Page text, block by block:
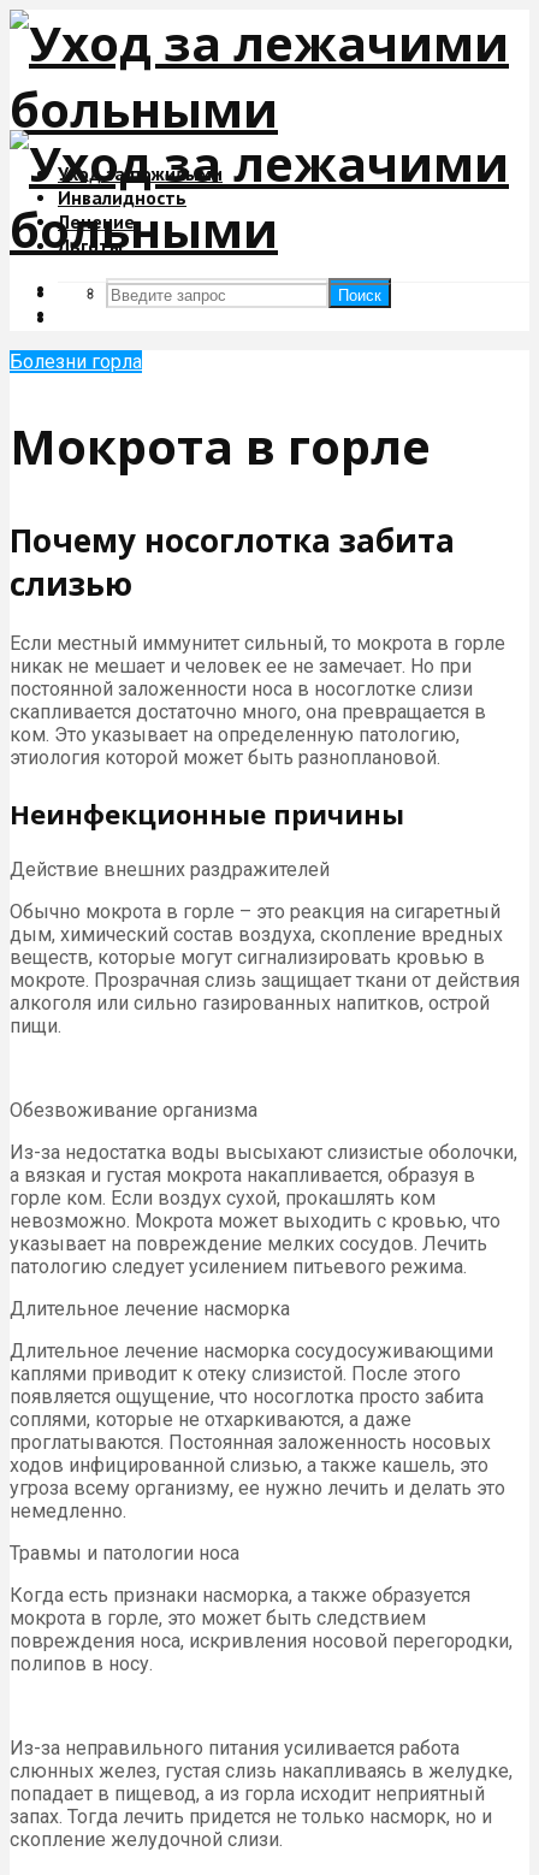
Уход за пожилыми
Инвалидность
Лечение
Льготы
Поиск
Поиск
Болезни горла
Мокрота в горле
Почему носоглотка забита
слизью
Если местный иммунитет сильный, то мокрота в горле
никак не мешает и человек ее не замечает. Но при
постоянной заложенности носа в носоглотке слизи
скапливается достаточно много, она превращается в
ком. Это указывает на определенную патологию,
этиология которой может быть разноплановой.
Неинфекционные причины
Действие внешних раздражителей
Обычно мокрота в горле – это реакция на сигаретный
дым, химический состав воздуха, скопление вредных
веществ, которые могут сигнализировать кровью в
мокроте. Прозрачная слизь защищает ткани от действия
алкоголя или сильно газированных напитков, острой
пищи.
Обезвоживание организма
Из-за недостатка воды высыхают слизистые оболочки,
а вязкая и густая мокрота накапливается, образуя в
горле ком. Если воздух сухой, прокашлять ком
невозможно. Мокрота может выходить с кровью, что
указывает на повреждение мелких сосудов. Лечить
патологию следует усилением питьевого режима.
Длительное лечение насморка
Длительное лечение насморка сосудосуживающими
каплями приводит к отеку слизистой. После этого
появляется ощущение, что носоглотка просто забита
соплями, которые не отхаркиваются, а даже
проглатываются. Постоянная заложенность носовых
ходов инфицированной слизью, а также кашель, это
угроза всему организму, ее нужно лечить и делать это
немедленно.
Травмы и патологии носа
Когда есть признаки насморка, а также образуется
мокрота в горле, это может быть следствием
повреждения носа, искривления носовой перегородки,
полипов в носу.
Из-за неправильного питания усиливается работа
слюнных желез, густая слизь накапливаясь в желудке,
попадает в пищевод, а из горла исходит неприятный
запах. Тогда лечить придется не только насморк, но и
скопление желудочной слизи.